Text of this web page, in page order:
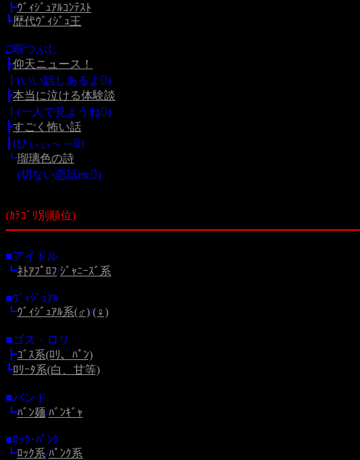
┣ｳﾞｨｼﾞｭｱﾙｺﾝﾃｽﾄ
┗歴代ｳﾞｨｼﾞｭ王
□暇つぶし
┣仰天ニュース！
┃(いい話しあるよ)
┣本当に泣ける体験談
┃(一人で見ようね)
┣すごく怖い話
┃(ひぃぃ～～)
┗瑠璃色の詩
(切ない恋話etc)
(ｶﾃｺﾞﾘ別順位)
■アイドル
┗ﾈﾄｱﾌﾟﾛﾌ/ｼﾞｬﾆｰｽﾞ系
■ｳﾞｨｼﾞｭｱﾙ
┗ｳﾞｨｼﾞｭｱﾙ系(♂)/(♀)
■ゴス・ロリ
┣ｺﾞｽ系(ﾛﾘ、ﾊﾟﾝ)
┗ﾛﾘｰﾀ系(白、甘等)
■バンド
┗ﾊﾞﾝ麺/ﾊﾞﾝｷﾞｬ
■ﾛｯｸ･ﾊﾟﾝｸ
┗ﾛｯｸ系/ﾊﾟﾝｸ系